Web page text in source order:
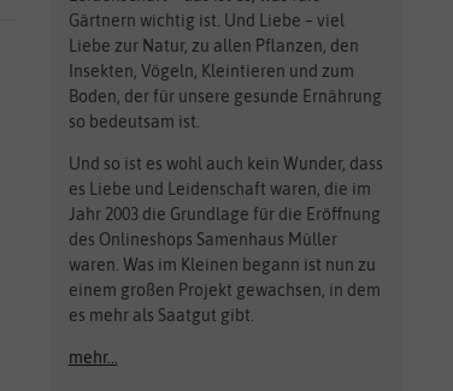
Gärtnern wichtig ist. Und Liebe – viel
Liebe zur Natur, zu allen Pflanzen, den
Insekten, Vögeln, Kleintieren und zum
Boden, der für unsere gesunde Ernährung
so bedeutsam ist.
Und so ist es wohl auch kein Wunder, dass
es Liebe und Leidenschaft waren, die im
Jahr 2003 die Grundlage für die Eröffnung
des Onlineshops Samenhaus Müller
waren. Was im Kleinen begann ist nun zu
einem großen Projekt gewachsen, in dem
es mehr als Saatgut gibt.
mehr...